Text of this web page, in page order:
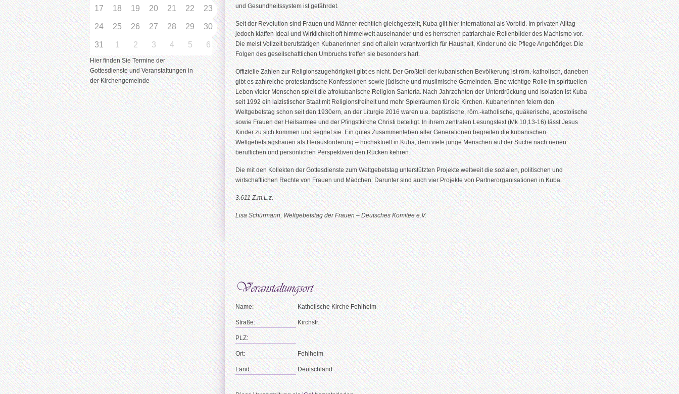
und Gesundheitssystem ist gefährdet.
Seit der Revolution sind Frauen und Männer rechtlich gleichgestellt, Kuba gilt hier international als Vorbild. Im privaten Alltag
jedoch klaffen Ideal und Wirklichkeit oft himmelweit auseinander und es herrschen patriarchale Rollenbilder des Machismo vor.
Die meist Vollzeit berufstätigen Kubanerinnen sind oft allein verantwortlich für Haushalt, Kinder und die Pflege Angehöriger. Die
Folgen des gesellschaftlichen Umbruchs treffen sie besonders hart.
Offizielle Zahlen zur Religionszugehörigkeit gibt es nicht. Der Großteil der kubanischen Bevölkerung ist röm.-katholisch, daneben
gibt es zahlreiche protestantische Konfessionen sowie jüdische und muslimische Gemeinden. Eine wichtige Rolle im spirituellen
Leben vieler Menschen spielt die afrokubanische Religion Santería. Nach Jahrzehnten der Unterdrückung und Isolation ist Kuba
seit 1992 ein laizistischer Staat mit Religionsfreiheit und mehr Spielräumen für die Kirchen. Kubanerinnen feiern den
Weltgebetstag schon seit den 1930ern, an der Liturgie 2016 waren u.a. baptistische, röm.-katholische, quäkerische, apostolische
sowie Frauen der Heilsarmee und der Pfingstkirche Christi beteiligt. In ihrem zentralen Lesungstext (Mk 10,13-16) lässt Jesus
Kinder zu sich kommen und segnet sie. Ein gutes Zusammenleben aller Generationen begreifen die kubanischen
Weltgebetstagsfrauen als Herausforderung – hochaktuell in Kuba, dem viele junge Menschen auf der Suche nach neuen
beruflichen und persönlichen Perspektiven den Rücken kehren.
Die mit den Kollekten der Gottesdienste zum Weltgebetstag unterstützten Projekte weltweit die sozialen, politischen und
wirtschaftlichen Rechte von Frauen und Mädchen. Darunter sind auch vier Projekte von Partnerorganisationen in Kuba.
3.611 Z.m.L.z.
Lisa Schürmann, Weltgebetstag der Frauen – Deutsches Komitee e.V.
Name: Katholische Kirche Fehlheim
Straße: Kirchstr.
PLZ:
Ort: Fehlheim
Land: Deutschland
17 18 19 20 21 22 23
24 25 26 27 28 29 30
31 1 2 3 4 5 6
Hier finden Sie Termine der
Gottesdienste und Veranstaltungen in
der Kirchengemeinde